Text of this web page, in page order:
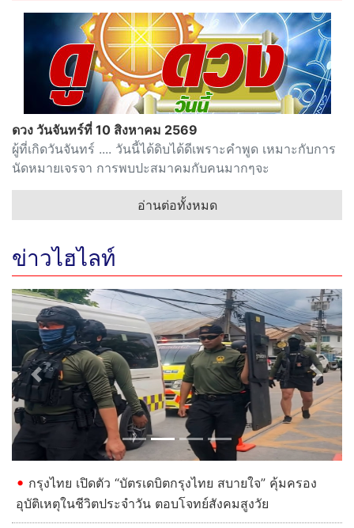
ดวง วันจันทร์ที่ 10 สิงหาคม 2569
ผู้ที่เกิดวันจันทร์ .... วันนี้ได้ดิบได้ดีเพราะคำพูด เหมาะกับการ
นัดหมายเจรจา การพบปะสมาคมกับคนมากๆจะ
อ่านต่อทั้งหมด
ข่าวไฮไลท์
Previous Next
กรุงไทย เปิดตัว “บัตรเดบิตกรุงไทย สบายใจ” คุ้มครอง
อุบัติเหตุในชีวิตประจำวัน ตอบโจทย์สังคมสูงวัย